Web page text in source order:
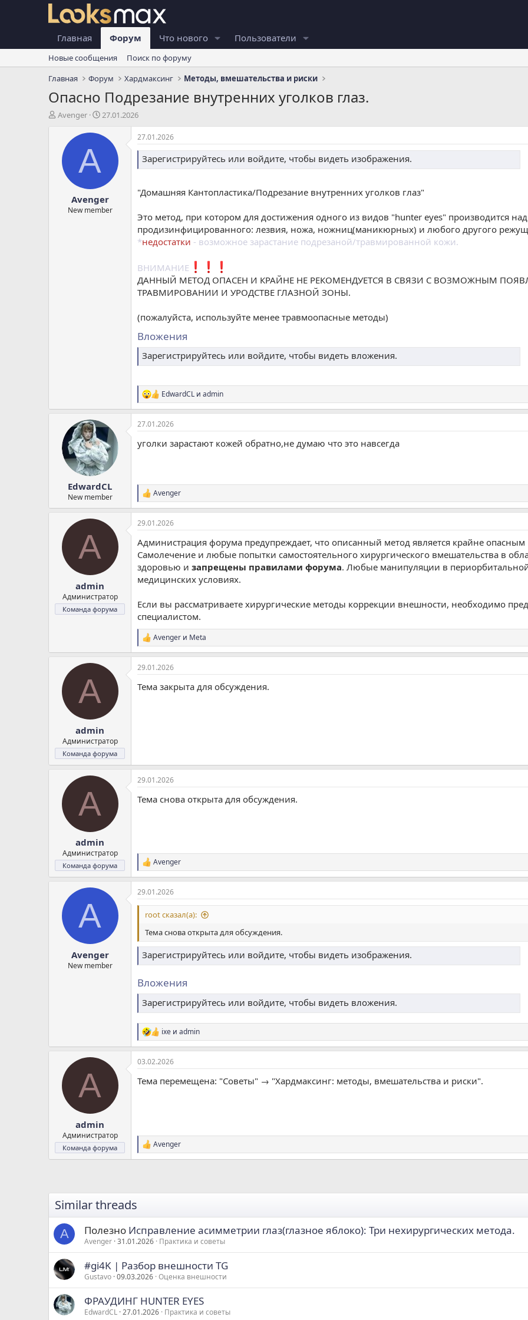
Главная Форум Что нового Пользователи
Новые сообщения
Поиск по форуму
Главная
Форум Хардмаксинг Методы, вмешательства и риски
Опасно Подрезание внутренних уголков глаз.
А
Avenger
Д
т
а
л
а
27.01.2026
A
Avenger
New member
27.01.2026
Зарегистрируйтесь или войдите, чтобы видеть изображения.
"Домашняя Кантопластика/Подрезание внутренних уголков глаз"
Это метод, при котором для достижения одного из видов "hunter eyes" производится
продизинфицированного: лезвия, ножа, ножниц(маникюрных) и любого другого
*недостатки - возможное зарастание подрезаной/травмированной кожи.
ВНИМАНИЕ
ДАННЫЙ МЕТОД ОПАСЕН И КРАЙНЕ НЕ РЕКОМЕНДУЕТСЯ В СВЯЗИ С ВОЗМОЖНЫМ
ТРАВМИРОВАНИИ И УРОДСТВЕ ГЛАЗНОЙ ЗОНЫ.
(пожалуйста, используйте менее травмоопасные методы)
Вложения
Зарегистрируйтесь или войдите, чтобы видеть вложения.
Р
е
а
к
и
EdwardCL и admin
EdwardCL
New member
27.01.2026
уголки зарастают кожей обратно,не думаю что это навсегда
Р
е
а
к
и
и
Avenger
A
admin
Администратор
Команда форума
29.01.2026
Администрация форума предупреждает, что описанный метод является крайне
Самолечение и любые попытки самостоятельного хирургического вмешательства в
здоровью и запрещены правилами форума. Любые манипуляции в
медицинских условиях.
Если вы рассматриваете хирургические методы коррекции внешности, необходимо
специалистом.
Р
е
а
к
и
Avenger и Meta
A
admin
Администратор
Команда форума
29.01.2026
Тема закрыта для обсуждения.
A
admin
Администратор
Команда форума
29.01.2026
Тема снова открыта для обсуждения.
Р
е
а
к
ц
и
Avenger
A
Avenger
New member
29.01.2026
root сказал(а):
Тема снова открыта для обсуждения.
Зарегистрируйтесь или войдите, чтобы видеть изображения.
Вложения
Зарегистрируйтесь или войдите, чтобы видеть вложения.
Р
е
а
к
и
ixe и admin
A
admin
Администратор
Команда форума
03.02.2026
Тема перемещена: "Советы" → "Хардмаксинг: методы, вмешательства и риски".
Р
е
и
Avenger
Similar threads
A Полезно Исправление асимметрии глаз(глазное яблоко): Три нехирургических метода.
Avenger 31.01.2026 Практика и советы
#gi4K | Разбор внешности TG
Gustavo 09.03.2026 Оценка внешности
ФРАУДИНГ HUNTER EYES
EdwardCL 27.01.2026 Практика и советы